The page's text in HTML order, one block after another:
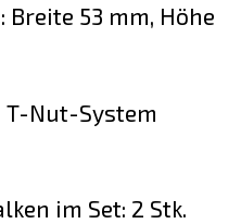
53 mm, Höhe
T-Nut-System
im Set: 2 Stk.